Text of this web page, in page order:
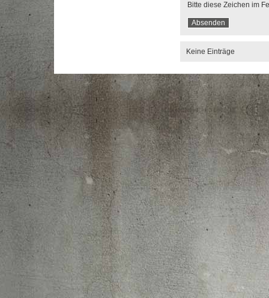
Bitte diese Zeichen im
Keine Einträge